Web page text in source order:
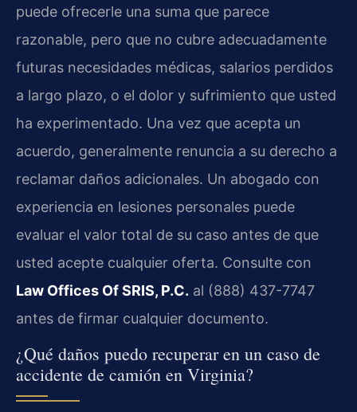
puede ofrecerle una suma que parece
razonable, pero que no cubre adecuadamente
futuras necesidades médicas, salarios perdidos
a largo plazo, o el dolor y sufrimiento que usted
ha experimentado. Una vez que acepta un
acuerdo, generalmente renuncia a su derecho a
reclamar daños adicionales. Un abogado con
experiencia en lesiones personales puede
evaluar el valor total de su caso antes de que
usted acepte cualquier oferta. Consulte con
Law Offices Of SRIS, P.C. al (888) 437-7747
antes de firmar cualquier documento.
¿Qué daños puedo recuperar en un caso de
accidente de camión en Virginia?